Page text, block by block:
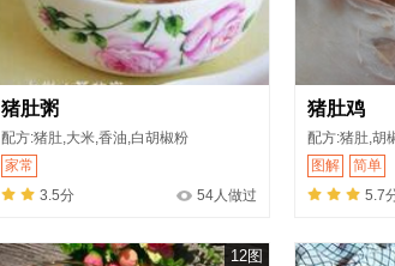
猪肚粥
配方:猪肚,大米,香油,白胡椒粉
家常
3.5分
54人做过
猪肚鸡
配方:猪肚,胡
图解
简单
5.7
12图